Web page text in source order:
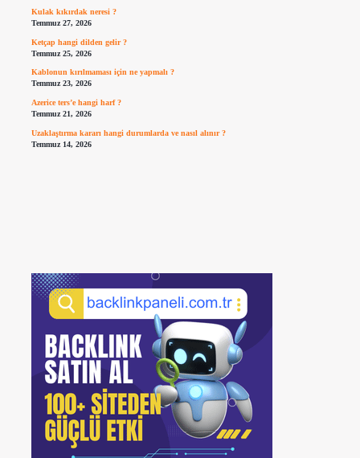
Kulak kıkırdak neresi ?
Temmuz 27, 2026
Ketçap hangi dilden gelir ?
Temmuz 25, 2026
Kablonun kırılmaması için ne yapmalı ?
Temmuz 23, 2026
Azerice ters’e hangi harf ?
Temmuz 21, 2026
Uzaklaştırma kararı hangi durumlarda ve nasıl alınır ?
Temmuz 14, 2026